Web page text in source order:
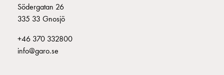
Södergatan 26
335 33 Gnosjö
+46 370 332800
info@garo.se